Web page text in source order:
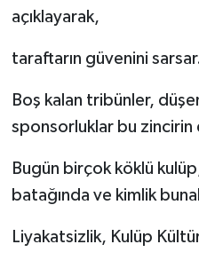
açıklayarak,
taraftarın güvenini
Boş kalan tribünler,
sponsorluklar bu zincirin
Bugün birçok köklü
batağında ve kimlik
Liyakatsizlik, Kulüp